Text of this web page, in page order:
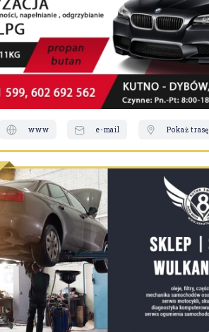
www e-mail Pokaż trasę